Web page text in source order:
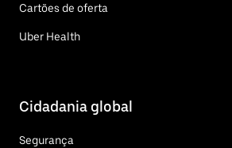
Cartões de oferta
Uber Health
Cidadania global
Segurança